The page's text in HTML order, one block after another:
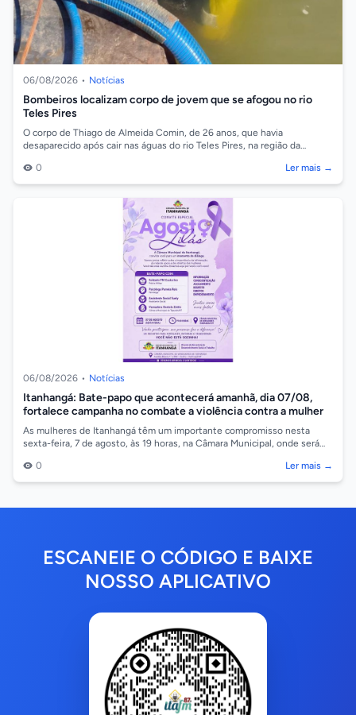
06/08/2026 • Notícias
Bombeiros localizam corpo de jovem que se afogou no rio
Teles Pires
O corpo de Thiago de Almeida Comin, de 26 anos, que havia
desaparecido após cair nas águas do rio Teles Pires, na região da
0
Ler mais →
06/08/2026 • Notícias
Itanhangá: Bate-papo que acontecerá amanhã, dia 07/08,
fortalece campanha no combate a violência contra a mulher
As mulheres de Itanhangá têm um importante compromisso nesta
sexta-feira, 7 de agosto, às 19 horas, na Câmara Municipal, onde será
0
Ler mais →
ESCANEIE O CÓDIGO E BAIXE
NOSSO APLICATIVO